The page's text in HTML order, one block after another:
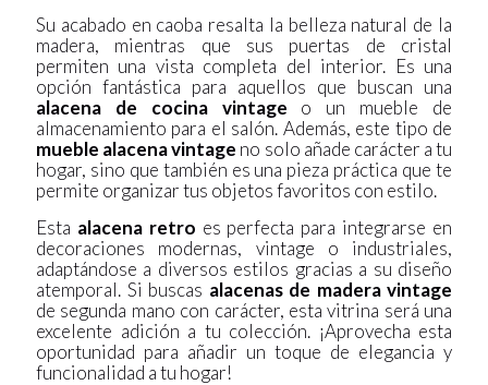
Su acabado en caoba resalta la belleza natural de la
madera, mientras que sus puertas de cristal
permiten una vista completa del interior. Es una
opción fantástica para aquellos que buscan una
alacena de cocina vintage o un mueble de
almacenamiento para el salón. Además, este tipo de
mueble alacena vintage no solo añade carácter a tu
hogar, sino que también es una pieza práctica que te
permite organizar tus objetos favoritos con estilo.
Esta alacena retro es perfecta para integrarse en
decoraciones modernas, vintage o industriales,
adaptándose a diversos estilos gracias a su diseño
atemporal. Si buscas alacenas de madera vintage
de segunda mano con carácter, esta vitrina será una
excelente adición a tu colección. ¡Aprovecha esta
oportunidad para añadir un toque de elegancia y
funcionalidad a tu hogar!